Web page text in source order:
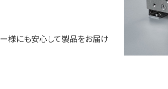
様にも安心して製品をお届け